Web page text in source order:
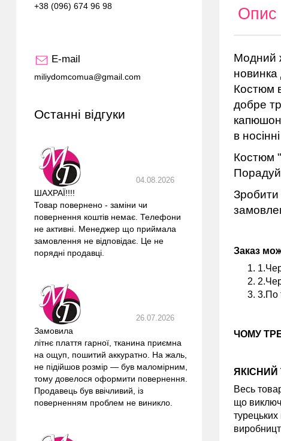
+38 (096) 674 96 98
E-mail
miliydomcomua@gmail.com
Останні відгуки
04.08.2026
ШАХРАЇ!!!!
Товар повернено - заміни чи
повернення коштів немає. Телефони
не активні. Менеджер що приймала
замовлення не відповідає. Це не
порядні продавці.
26.07.2026
Замовила
літнє плаття гарної, тканина приємна
на ощуп, пошитий аккуратно. На жаль,
не підійшов розмір — був маломірним,
тому довелося оформити повернення.
Продавець був ввічливий, із
поверненням проблем не виникло.
Опис
Модний
новинка
Костюм
добре
в
Костюм
Зробити
Заказ
3.По
ЧОМУ
ЯКІСНИЙ
Весь
що